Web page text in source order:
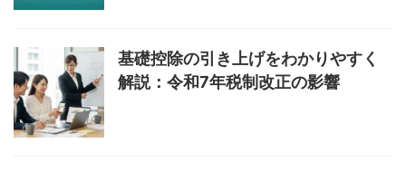
基礎控除の引き上げをわかりやすく
解説：令和7年税制改正の影響